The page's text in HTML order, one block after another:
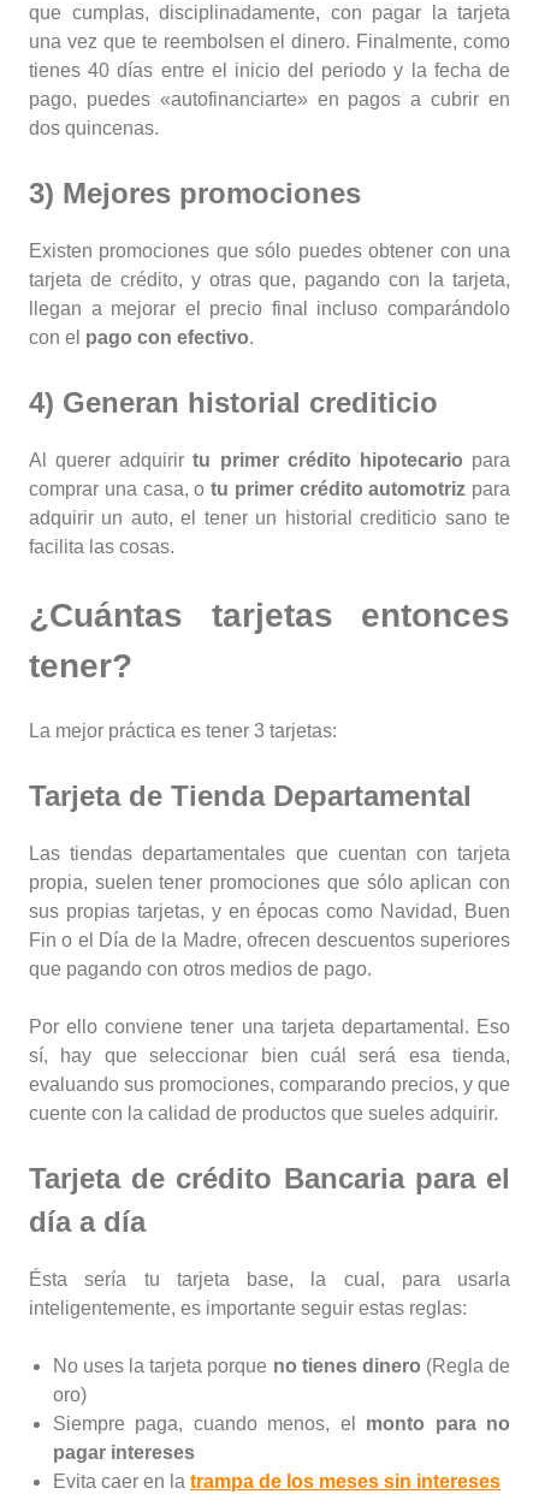
que cumplas, disciplinadamente, con pagar la tarjeta
una vez que te reembolsen el dinero. Finalmente, como
tienes 40 días entre el inicio del periodo y la fecha de
pago, puedes «autofinanciarte» en pagos a cubrir en
dos quincenas.
3) Mejores promociones
Existen promociones que sólo puedes obtener con una
tarjeta de crédito, y otras que, pagando con la tarjeta,
llegan a mejorar el precio final incluso comparándolo
con el pago con efectivo.
4) Generan historial crediticio
Al querer adquirirtu primer crédito hipotecario para
comprar una casa, o tu primer crédito automotriz para
adquirir un auto, el tener un historial crediticio sano te
facilita las cosas.
¿Cuántas tarjetas entonces
tener?
La mejor práctica es tener 3 tarjetas:
Tarjeta de Tienda Departamental
Las tiendas departamentales que cuentan con tarjeta
propia, suelen tener promociones que sólo aplican con
sus propias tarjetas, y en épocas como Navidad, Buen
Fin o el Día de la Madre, ofrecen descuentos superiores
que pagando con otros medios de pago.
Por ello conviene tener una tarjeta departamental. Eso
sí, hay que seleccionar bien cuál será esa tienda,
evaluando sus promociones, comparando precios, y que
cuente con la calidad de productos que sueles adquirir.
Tarjeta de crédito Bancaria para el
día a día
Ésta sería tu tarjeta base, la cual, para usarla
inteligentemente, es importante seguir estas reglas:
No uses la tarjeta porque no tienes dinero (Regla de
oro)
Siempre paga, cuando menos, el monto para no
pagar intereses
Evita caer en la trampa de los meses sin intereses